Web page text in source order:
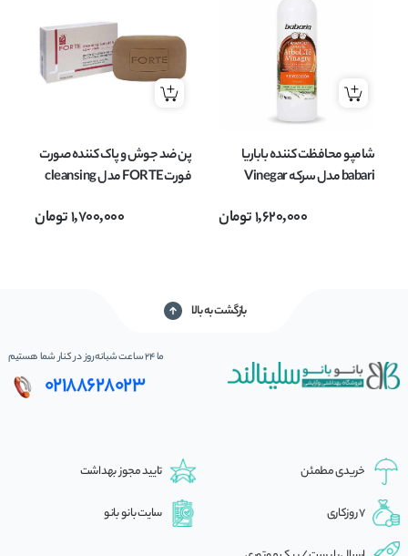
شامپو محافظت کننده باباریا
babari مدل سرکه Vinegar
1,620,000تومان
پن ضد جوش و پاک کننده صورت
فورت FORTE مدل cleansing
1,700,000تومان
بازگشت به بالا
ما 24 ساعت شبانه‌روز در کنار شما هستیم
02188628023
خریدی مطمئن تایید مجوز بهداشت
7 روزکاری سایت بانو بانو